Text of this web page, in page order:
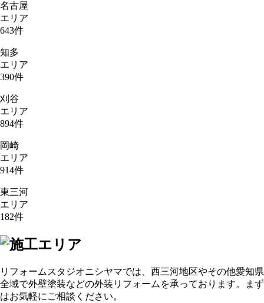
名古屋
エリア
643件
知多
エリア
390件
刈谷
エリア
894件
岡崎
エリア
914件
東三河
エリア
182件
リフォームスタジオニシヤマでは、西三河地区やその他愛知県
全域で外壁塗装などの外装リフォームを承っております。まず
はお気軽にご相談ください。